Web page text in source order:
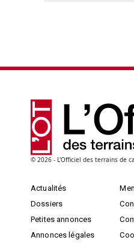
© 2026 - L'Officiel des terrains de
Actualités
Dossiers
Petites annonces
Annonces légales